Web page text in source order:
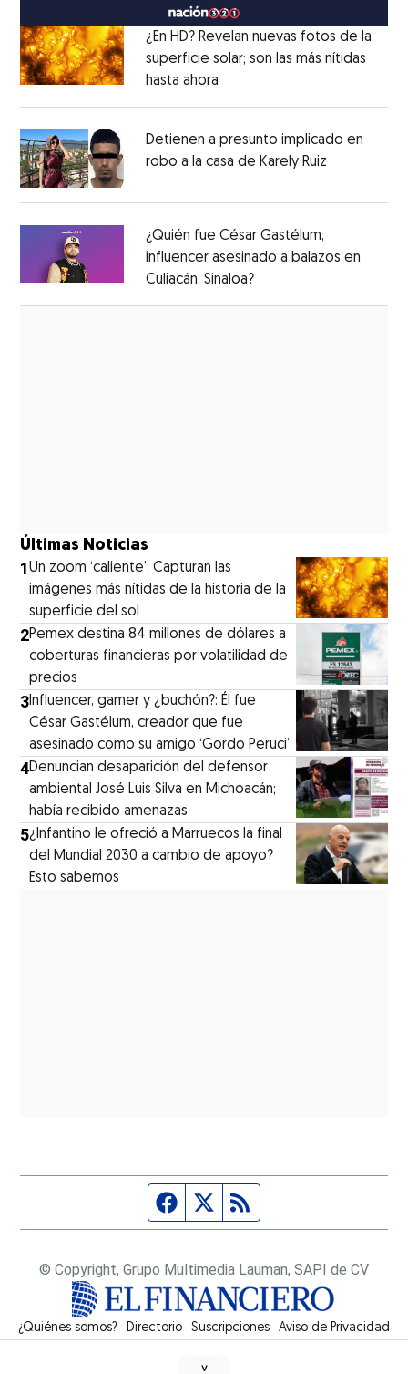
¿En HD? Revelan nuevas fotos de la
superficie solar; son las más nítidas
hasta ahora
Detienen a presunto implicado en
robo a la casa de Karely Ruiz
¿Quién fue César Gastélum,
influencer asesinado a balazos en
Culiacán, Sinaloa?Opens in new window
Últimas Noticias
1Un zoom ‘caliente’: Capturan las
imágenes más nítidas de la historia de la
superficie del sol
2Pemex destina 84 millones de dólares a
coberturas financieras por volatilidad de
precios
3Influencer, gamer y ¿buchón?: Él fue
César Gastélum, creador que fue
asesinado como su amigo ‘Gordo Peruci’
4Denuncian desaparición del defensor
ambiental José Luis Silva en Michoacán;
había recibido amenazas
5¿Infantino le ofreció a Marruecos la final
del Mundial 2030 a cambio de apoyo?
Esto sabemos
Página de Facebook
Fuente Twitter
© Copyright, Grupo Multimedia Lauman, SAPI de CV
¿Quiénes somos? Directorio Suscripciones Opens in new window
Aviso de Privacidad
˅